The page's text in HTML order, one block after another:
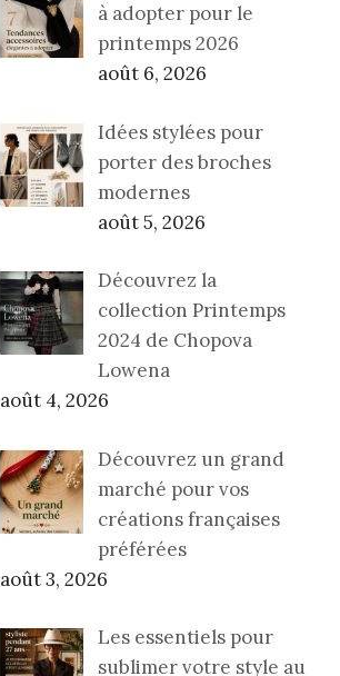
à adopter pour le
printemps 2026
août 6, 2026
Idées stylées pour
porter des broches
modernes
août 5, 2026
Découvrez la
collection Printemps
2024 de Chopova
Lowena
août 4, 2026
Découvrez un grand
marché pour vos
créations françaises
préférées
août 3, 2026
Les essentiels pour
sublimer votre style au